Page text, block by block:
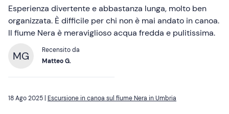
Esperienza divertente e abbastanza lunga, molto ben
organizzata. È difficile per chi non è mai andato in canoa.
Il fiume Nera è meraviglioso acqua fredda e pulitissima.
MG
Recensito da
Matteo G.
18 Ago 2025 | Escursione in canoa sul fiume Nera in Umbria